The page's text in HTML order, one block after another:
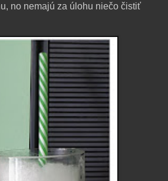
no nemajú za úlohu niečo čistiť